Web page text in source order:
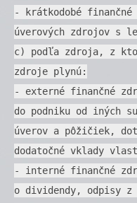
- krátkodobé
úverových zdrojov s
c) podľa zdroja, z
zdroje plynú:
- externé finančné
do podniku od iných
úverov a pôžičiek,
dodatočné vklady
- interné finančné
o dividendy, odpisy z